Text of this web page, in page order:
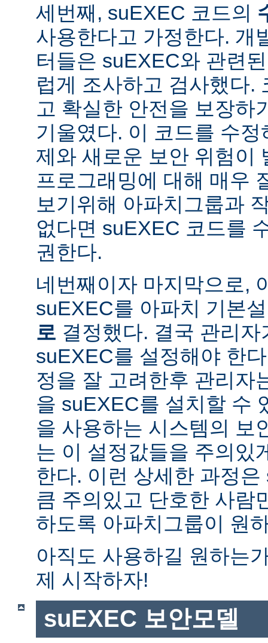
세번째, suEXEC 코드의
사용한다고 가정한다. 개
터들은 suEXEC와 관련
럽게 조사하고 검사했다.
고 확실한 안전을 보장하
기울였다. 이 코드를 수
제와 새로운 보안 위험이
프로그래밍에 대해 매우
보기위해 아파치그룹과
없다면 suEXEC 코드를
권한다.
네번째이자 마지막으로,
suEXEC를 아파치 기본
로 결정했다. 결국 관리
suEXEC를 설정해야 한
정을 잘 고려한후 관리자
을 suEXEC를 설치할 수
을 사용하는 시스템의 보
는 이 설정값들을 주의있
한다. 이런 상세한 과정
큼 주의있고 단호한 사람
하도록 아파치그룹이 원
아직도 사용하길 원하는
제 시작하자!
suEXEC 보안모델